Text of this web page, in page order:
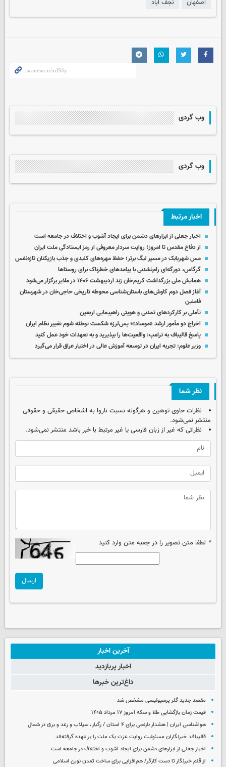
اصفهان نجف آباد
وب گردی
وب گردی
اخبار مرتبط
اخبار جعلی از ابزارهای دشمن برای ایجاد آشوب و اختلاف در جامعه است
از دفاع مقدس تا امروز؛ روایت سردار معروفی از رمز ایستادگی ملت ایران
مس شهربابک در مسیر لیگ برتر؛ حفظ مهره‌های کلیدی و جذب بازیکنان تازه‌نفس
گرگاس، دورگه‌ای رام‌نشدنی با پیامدهای خطرناک برای روستاها
همایش ملی بزرگداشت کریم‌خان زند اردیبهشت ۱۴۰۶ در ملایر برگزار می‌شود
آغاز فصل دوم کاوش‌های باستان‌شناسی محوطه تاریخی حاجی‌خان در شهرستان
فامنین
تأملی بر کارکردهای تمدنی و هویتی راهپیمایی اربعین
اخراج دو مأمور ارشد «موساد»؛ پس‌لرزه شکست توطئه شوم تغییر نظام ایران
پاسخ قالیباف به ترامپ: واقعیت‌ها را بپذیرید و به تعهدات خود عمل کنید
وزیر علوم: تجربه ایران در توسعه آموزش عالی در اختیار عراق قرار می‌گیرد
نظر شما
نظرات حاوی توهین و هرگونه نسبت ناروا به اشخاص حقیقی و حقوقی
منتشر نمی‌شود.
نظراتی که غیر از زبان فارسی یا غیر مرتبط با خبر باشد منتشر نمی‌شود.
* لطفا متن تصویر را در جعبه متن وارد کنید
ارسال
آخرین اخبار
اخبار پربازدید
داغ‌ترین خبرها
مقصد جدید گلر پرسپولیسی مشخص شد
قیمت زمان بازگشایی طلا و سکه امروز ۱۷ مرداد ۱۴۰۵
هواشناسی ایران | هشدار نارنجی برای ۴ استان / رگبار، سیلاب و رعد و برق در شمال
قالیباف: خبرنگاران مسئولیت روایت عزت یک ملت را بر عهده گرفته‌اند
اخبار جعلی از ابزارهای دشمن برای ایجاد آشوب و اختلاف در جامعه است
از قلم خبرنگار تا دست کارگر/ هم‌افزایی برای ساخت تمدن نوین اسلامی